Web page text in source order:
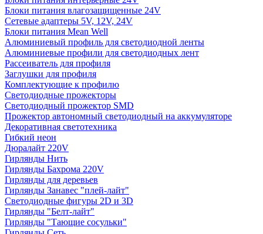
Блоки питания влагозащищенные 24V
Сетевые адаптеры 5V, 12V, 24V
Блоки питания Mean Well
Алюминиевый профиль для светодиодной ленты
Алюминиевые профили для светодиодных лент
Рассеиватель для профиля
Заглушки для профиля
Комплектующие к профилю
Светодиодные прожекторы
Светодиодный прожектор SMD
Прожектор автономный светодиодный на аккумуляторе
Декоративная светотехника
Гибкий неон
Дюралайт 220V
Гирлянды Нить
Гирлянды Бахрома 220V
Гирлянды для деревьев
Гирлянды Занавес "плей-лайт"
Светодиодные фигуры 2D и 3D
Гирлянды "Белт-лайт"
Гирлянды "Тающие сосульки"